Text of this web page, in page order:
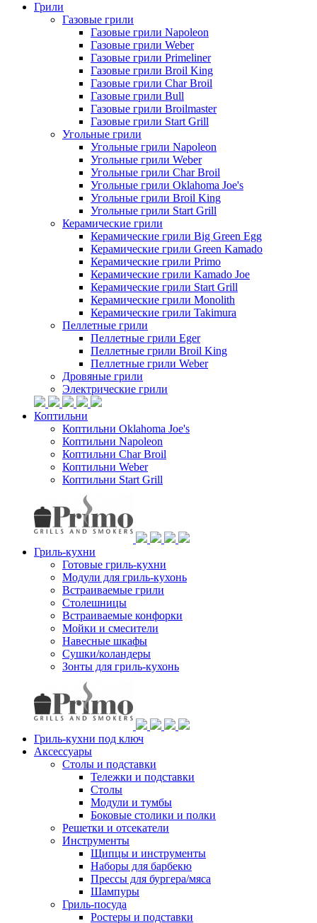
Грили
Газовые грили
Газовые грили Napoleon
Газовые грили Weber
Газовые грили Primeliner
Газовые грили Broil King
Газовые грили Char Broil
Газовые грили Bull
Газовые грили Broilmaster
Газовые грили Start Grill
Угольные грили
Угольные грили Napoleon
Угольные грили Weber
Угольные грили Char Broil
Угольные грили Oklahoma Joe's
Угольные грили Broil King
Угольные грили Start Grill
Керамические грили
Керамические грили Big Green Egg
Керамические грили Green Kamado
Керамические грили Primo
Керамические грили Kamado Joe
Керамические грили Start Grill
Керамические грили Monolith
Керамические грили Takimura
Пеллетные грили
Пеллетные грили Eger
Пеллетные грили Broil King
Пеллетные грили Weber
Дровяные грили
Электрические грили
Коптильни
Коптильни Oklahoma Joe's
Коптильни Napoleon
Коптильни Char Broil
Коптильни Weber
Коптильни Start Grill
Гриль-кухни
Готовые гриль-кухни
Модули для гриль-кухонь
Встраиваемые грили
Столешницы
Встраиваемые конфорки
Мойки и смесители
Навесные шкафы
Сушки/коландеры
Зонты для гриль-кухонь
Гриль-кухни под ключ
Аксессуары
Столы и подставки
Тележки и подставки
Столы
Модули и тумбы
Боковые столики и полки
Решетки и отсекатели
Инструменты
Щипцы и инструменты
Наборы для барбекю
Прессы для бургера/мяса
Шампуры
Гриль-посуда
Ростеры и подставки